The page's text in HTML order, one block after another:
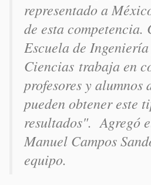
representado a
de esta competencia.
Escuela de
Ciencias trabaja en
profesores y alumnos
pueden obtener este
resultados". Agregó
Manuel Campos
equipo.